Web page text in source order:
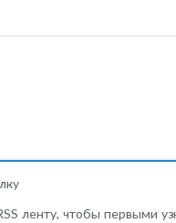
ленту, чтобы первыми